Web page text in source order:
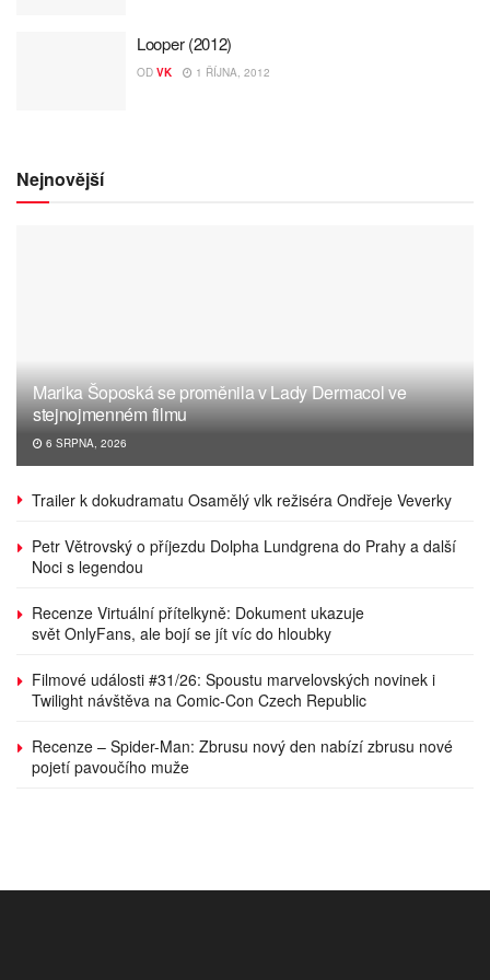
Looper (2012)
OD VK 1 ŘÍJNA, 2012
Nejnovější
Marika Šoposká se proměnila v Lady Dermacol ve
stejnojmenném filmu
6 SRPNA, 2026
Trailer k dokudramatu Osamělý vlk režiséra Ondřeje Veverky
Petr Větrovský o příjezdu Dolpha Lundgrena do Prahy a další
Noci s legendou
Recenze Virtuální přítelkyně: Dokument ukazuje
svět OnlyFans, ale bojí se jít víc do hloubky
Filmové události #31/26: Spoustu marvelovských novinek i
Twilight návštěva na Comic-Con Czech Republic
Recenze – Spider-Man: Zbrusu nový den nabízí zbrusu nové
pojetí pavoučího muže